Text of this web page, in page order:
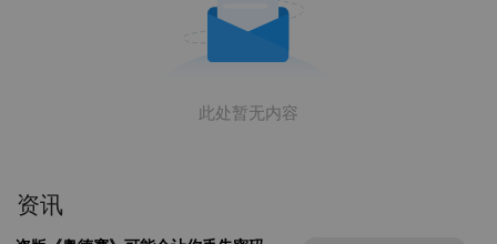
此处暂无内容
资讯